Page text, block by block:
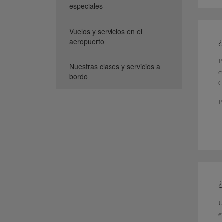
especiales
Vuelos y servicios en el
aeropuerto
Nuestras clases y servicios a
bordo